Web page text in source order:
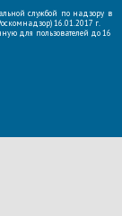
службой по надзору в
16.01.2017 г.
для пользователей до 16